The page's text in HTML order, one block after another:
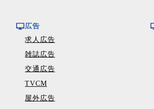
広告
求人広告
雑誌広告
交通広告
TVCM
屋外広告